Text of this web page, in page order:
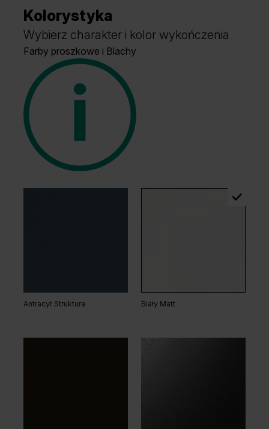
Kolorystyka
Wybierz charakter i kolor wykończenia
Farby proszkowe i Blachy
Antracyt Struktura Biały Matt